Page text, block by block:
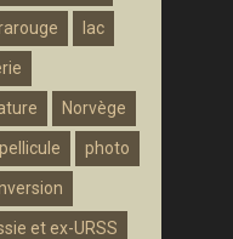
lac
Norvège
pellicule photo
et ex-URSS